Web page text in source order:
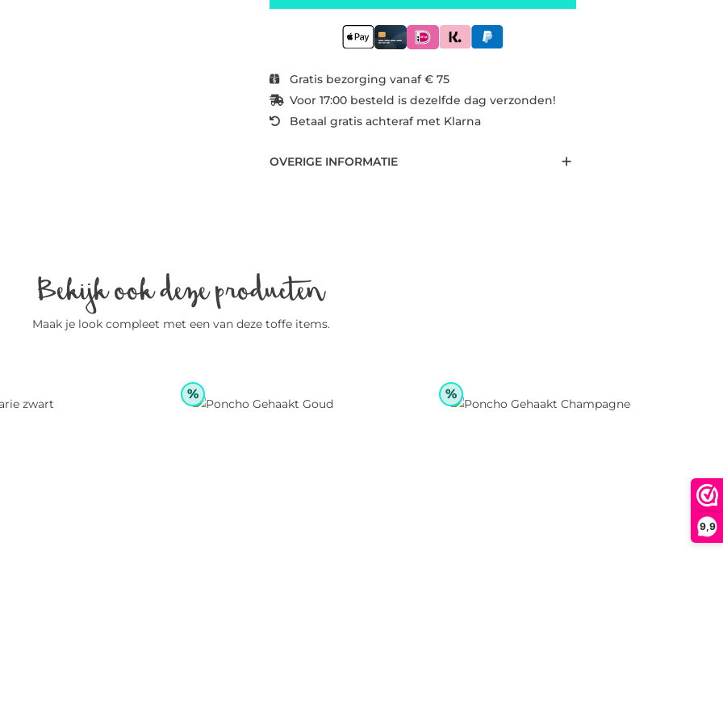
9,9
Gratis bezorging vanaf € 75
Voor 17:00 besteld is dezelfde dag verzonden!
Betaal gratis achteraf met Klarna
OVERIGE INFORMATIE
Bekijk ook deze producten
Maak je look compleet met een van deze toffe items.
% %